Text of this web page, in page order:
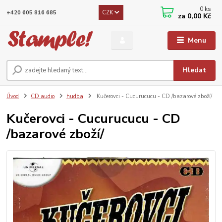
Menu
CZK
Hledat
+420 605 816 685 0 ks
za 0,00 Kč
Úvod CD audio hudba Kučerovci - Cucurucucu - CD /bazarové zboží/
Kučerovci - Cucurucucu - CD
/bazarové zboží/